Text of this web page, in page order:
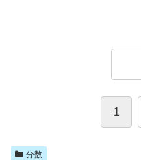
1
分数